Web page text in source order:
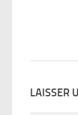
LAISSER